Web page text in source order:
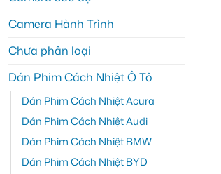
Camera Hành Trình
Chưa phân loại
Dán Phim Cách Nhiệt Ô Tô
Dán Phim Cách Nhiệt Acura
Dán Phim Cách Nhiệt Audi
Dán Phim Cách Nhiệt BMW
Dán Phim Cách Nhiệt BYD